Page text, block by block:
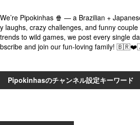
We’re Pipokinhas 🍿 — a Brazilian +
y laughs, crazy challenges, and funny
trends to wild games, we post every single
bscribe and join our fun-loving family!
Pipokinhasのチャンネル設定キーワード